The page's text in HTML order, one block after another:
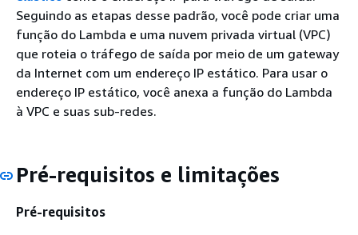
Seguindo as etapas desse padrão, você pode criar uma
função do Lambda e uma nuvem privada virtual (VPC)
que roteia o tráfego de saída por meio de um gateway
da Internet com um endereço IP estático. Para usar o
endereço IP estático, você anexa a função do Lambda
à VPC e suas sub-redes.
Pré-requisitos e limitações
Pré-requisitos